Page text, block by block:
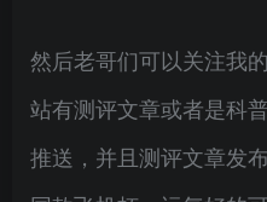
然后老哥们可以关注我
站有测评文章或者是科
推送，并且测评文章发